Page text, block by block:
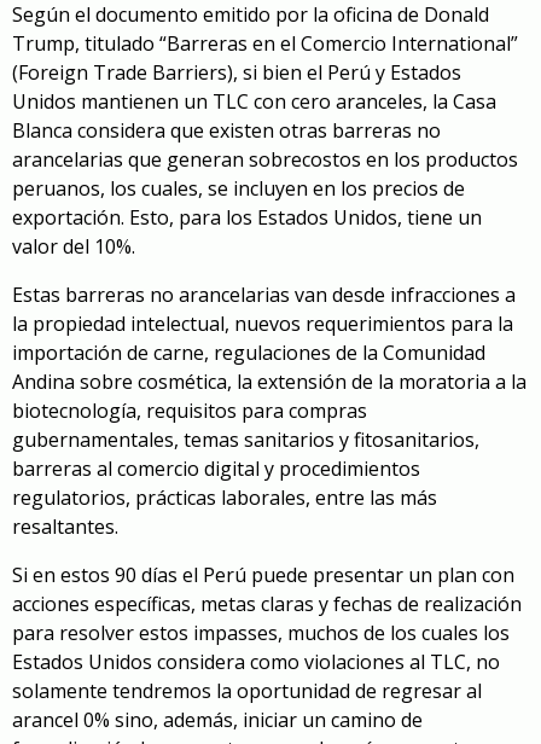
Según el documento emitido por la oficina de Donald
Trump, titulado “Barreras en el Comercio International”
(Foreign Trade Barriers), si bien el Perú y Estados
Unidos mantienen un TLC con cero aranceles, la Casa
Blanca considera que existen otras barreras no
arancelarias que generan sobrecostos en los productos
peruanos, los cuales, se incluyen en los precios de
exportación. Esto, para los Estados Unidos, tiene un
valor del 10%.
Estas barreras no arancelarias van desde infracciones a
la propiedad intelectual, nuevos requerimientos para la
importación de carne, regulaciones de la Comunidad
Andina sobre cosmética, la extensión de la moratoria a la
biotecnología, requisitos para compras
gubernamentales, temas sanitarios y fitosanitarios,
barreras al comercio digital y procedimientos
regulatorios, prácticas laborales, entre las más
resaltantes.
Si en estos 90 días el Perú puede presentar un plan con
acciones específicas, metas claras y fechas de realización
para resolver estos impasses, muchos de los cuales los
Estados Unidos considera como violaciones al TLC, no
solamente tendremos la oportunidad de regresar al
arancel 0% sino, además, iniciar un camino de